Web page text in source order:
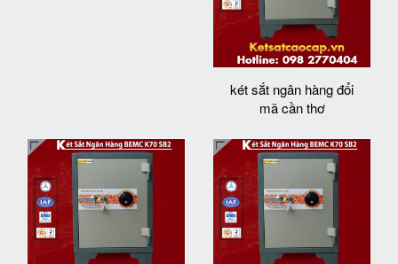
két sắt ngân hàng đổi
mã cần thơ